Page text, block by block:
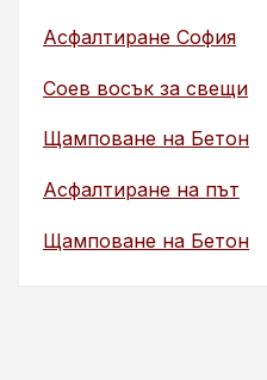
Асфалтиране София
Соев восък за свещи
Щамповане на Бетон
Асфалтиране на път
Щамповане на Бетон